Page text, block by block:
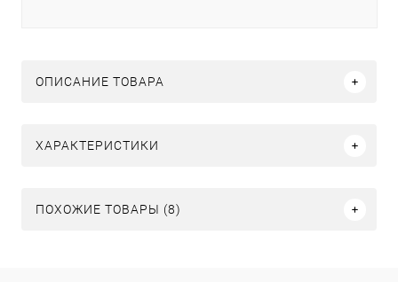
ОПИСАНИЕ ТОВАРА
ХАРАКТЕРИСТИКИ
ПОХОЖИЕ ТОВАРЫ (8)